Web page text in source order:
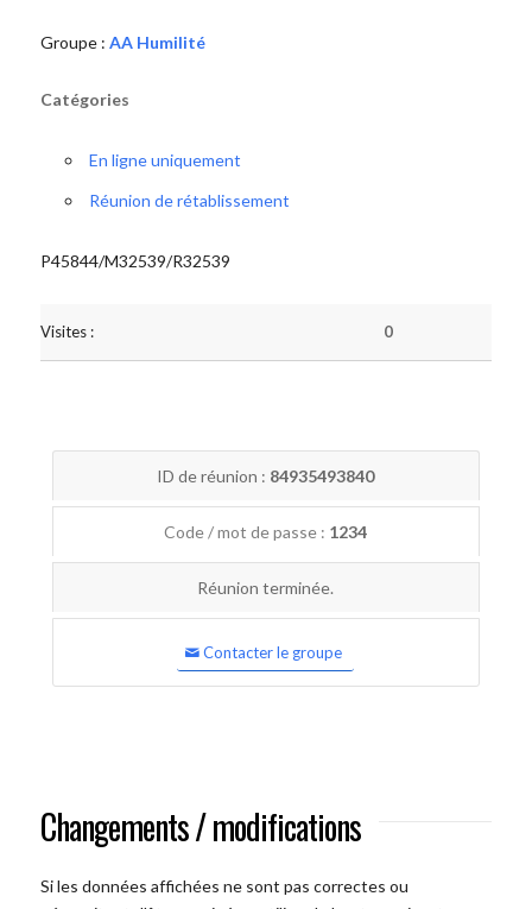
Groupe : AA Humilité
Catégories
En ligne uniquement
Réunion de rétablissement
P45844/M32539/R32539
Visites : 0
ID de réunion : 84935493840
Code / mot de passe : 1234
Réunion terminée.
Contacter le groupe
Changements / modifications
Si les données affichées ne sont pas correctes ou